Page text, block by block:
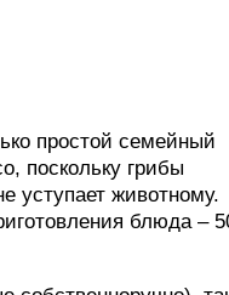
простой семейный
поскольку грибы
уступает животному.
блюда –